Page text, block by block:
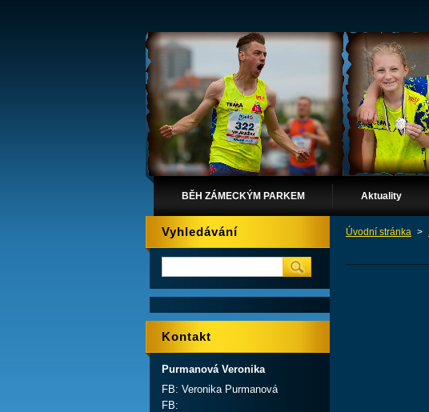
BĚH ZÁMECKÝM PARKEM Aktuality
Úvodní stránka >
Vyhledávání
Kontakt
Purmanová Veronika
FB: Veronika Purmanová
FB: